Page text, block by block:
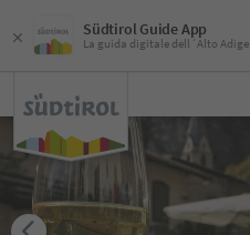
Südtirol Guide App
La guida digitale dell´Alto Adige